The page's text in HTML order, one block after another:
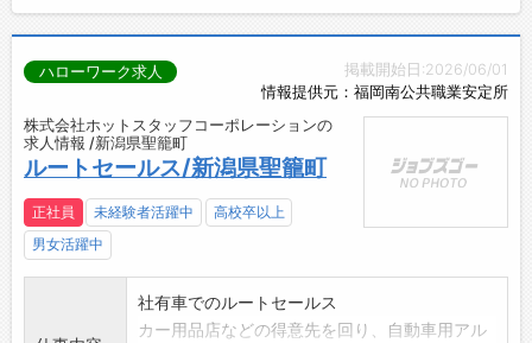
掲載開始日:2026/06/01
情報提供元：福岡南公共職業安定所
ハローワーク求人
株式会社ホットスタッフコーポレーションの
求人情報 /新潟県聖籠町
ルートセールス/新潟県聖籠町
正社員 未経験者活躍中
高校卒以上
男女活躍中
社有車でのルートセールス
カー用品店などの得意先を回り、自動車用アル